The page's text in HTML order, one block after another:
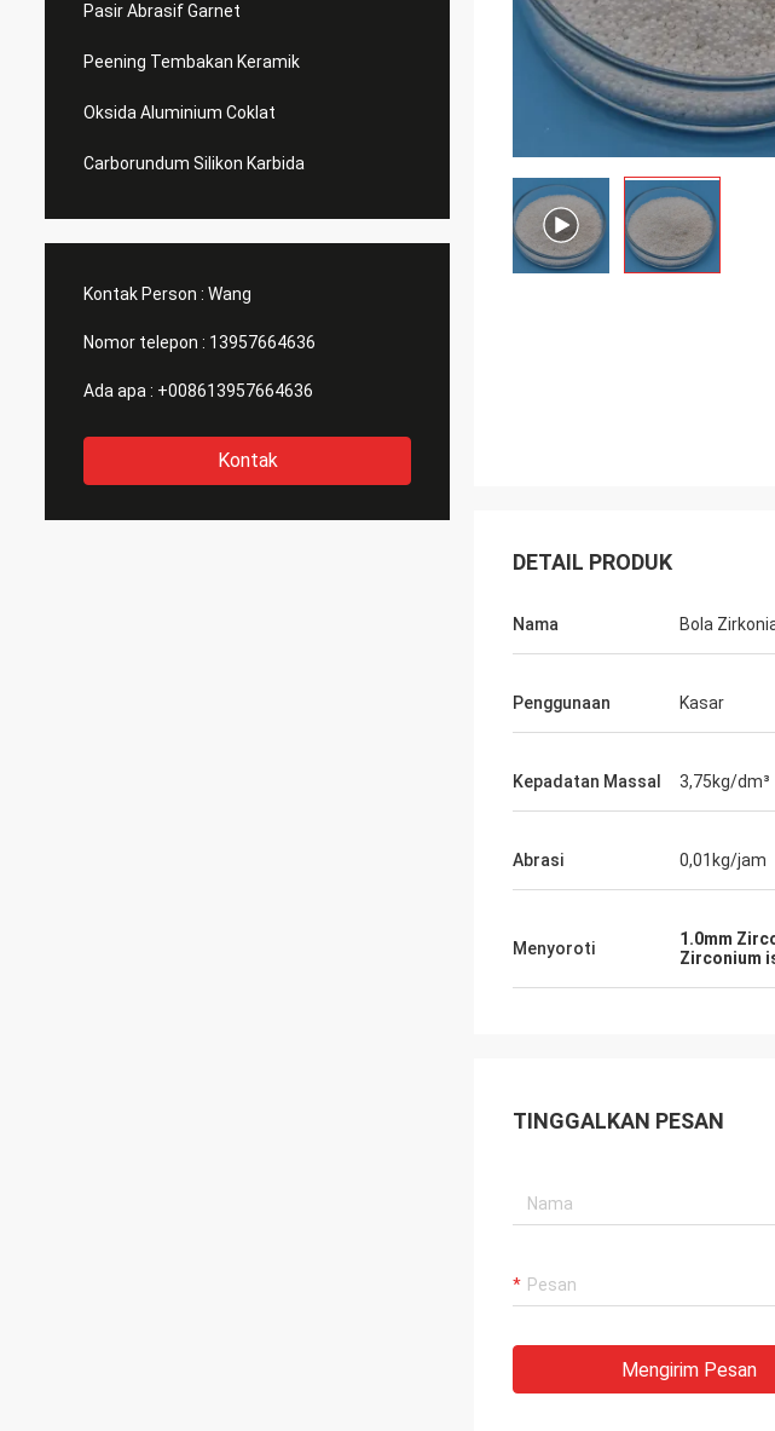
Pasir Abrasif Garnet
Peening Tembakan Keramik
Oksida Aluminium Coklat
Carborundum Silikon Karbida
Kontak Person : Wang
Nomor telepon : 13957664636
Ada apa : +008613957664636
Kontak
DETAIL PRODUK
Nama Bola
Penggunaan Kasar
Kepadatan Massal 3,75kg/dm³
Abrasi 0,01kg/jam
Menyoroti 1.0mm
Zirconium
TINGGALKAN PESAN
Mengirim Pesan